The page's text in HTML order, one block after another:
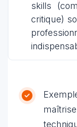
skills
critique)